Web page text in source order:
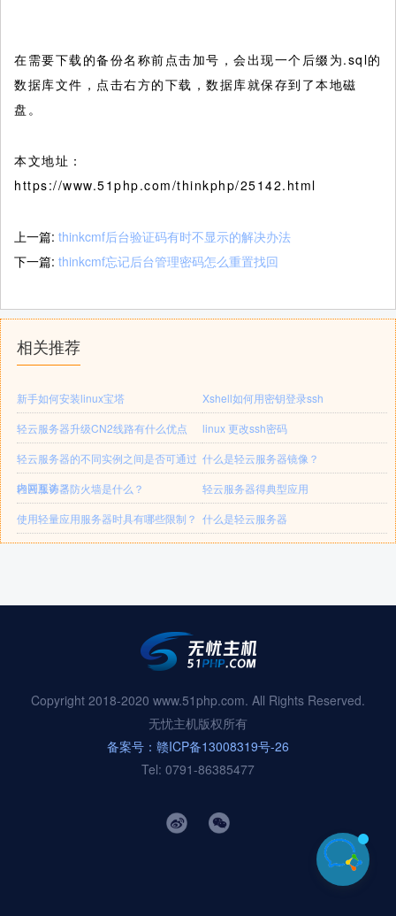
在需要下载的备份名称前点击加号，会出现一个后缀为.sql的
数据库文件，点击右方的下载，数据库就保存到了本地磁
盘。
本文地址：
https://www.51php.com/thinkphp/25142.html
上一篇: thinkcmf后台验证码有时不显示的解决办法
下一篇: thinkcmf忘记后台管理密码怎么重置找回
相关推荐
新手如何安装linux宝塔
Xshell如何用密钥登录ssh
轻云服务器升级CN2线路有什么优点
linux 更改ssh密码
轻云服务器的不同实例之间是否可通过
内网互访？
什么是轻云服务器镜像？
轻云服务器防火墙是什么？
轻云服务器得典型应用
使用轻量应用服务器时具有哪些限制？ 什么是轻云服务器
Copyright 2018-2020 www.51php.com. All Rights Reserved.
无忧主机版权所有
备案号：赣ICP备13008319号-26
Tel: 0791-86385477